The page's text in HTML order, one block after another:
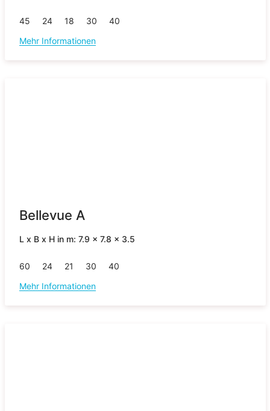
45 24 18 30
40
Mehr Informationen
Bellevue A
L x B x H in m: 7.9 x 7.8 x 3.5
60 24 21 30
40
Mehr Informationen